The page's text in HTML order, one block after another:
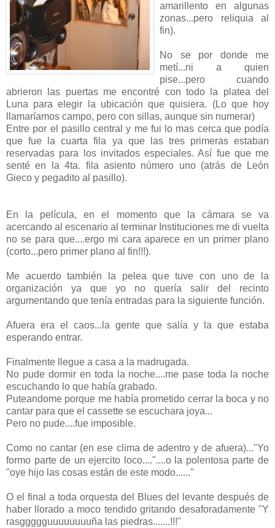
amarillento en algunas
zonas...pero reliquia al
fin).
No se por donde me
metí...ni a quien
pise...pero cuando
abrieron las puertas me encontré con todo la platea del
Luna para elegir la ubicación que quisiera. (Lo que hoy
llamaríamos campo, pero con sillas, aunque sin numerar)
Entre por el pasillo central y me fui lo mas cerca que podía
que fue la cuarta fila ya que las tres primeras estaban
reservadas para los invitados especiales. Así fue que me
senté en la 4ta. fila asiento número uno (atrás de León
Gieco y pegadito al pasillo).
En la película, en el momento que la cámara se va
acercando al escenario al terminar Instituciones me di vuelta
no se para que....ergo mi cara aparece en un primer plano
(corto...pero primer plano al fin!!!).
Me acuerdo también la pelea que tuve con uno de la
organización ya que yo no quería salir del recinto
argumentando que tenía entradas para la siguiente función.
Afuera era el caos...la gente que salía y la que estaba
esperando entrar.
Finalmente llegue a casa a la madrugada.
No pude dormir en toda la noche....me pase toda la noche
escuchando lo que había grabado.
Puteandome porque me había prometido cerrar la boca y no
cantar para que el cassette se escuchara joya...
Pero no pude....fue imposible.
Como no cantar (en ese clima de adentro y de afuera)..."Yo
formo parte de un ejercito loco...."....o la polentosa parte de
"oye hijo las cosas están de este modo......"
O el final a toda orquesta del Blues del levante después de
haber llorado a moco tendido gritando desaforadamente "Y
rasggggguuuuuuuuña las piedras.......!!!"